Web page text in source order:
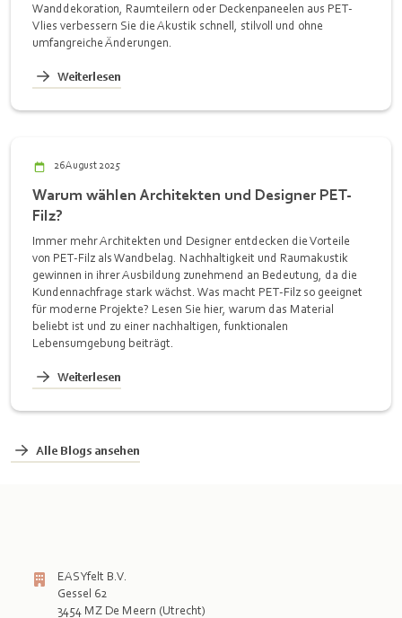
Wanddekoration, Raumteilern oder Deckenpaneelen aus PET-
Vlies verbessern Sie die Akustik schnell, stilvoll und ohne
umfangreiche Änderungen.
Weiterlesen
26 August 2025
Warum wählen Architekten und Designer PET-
Filz?
Immer mehr Architekten und Designer entdecken die Vorteile
von PET-Filz als Wandbelag. Nachhaltigkeit und Raumakustik
gewinnen in ihrer Ausbildung zunehmend an Bedeutung, da die
Kundennachfrage stark wächst. Was macht PET-Filz so geeignet
für moderne Projekte? Lesen Sie hier, warum das Material
beliebt ist und zu einer nachhaltigen, funktionalen
Lebensumgebung beiträgt.
Weiterlesen
Alle Blogs ansehen
EASYfelt B.V.
Gessel 62
3454 MZ De Meern (Utrecht)